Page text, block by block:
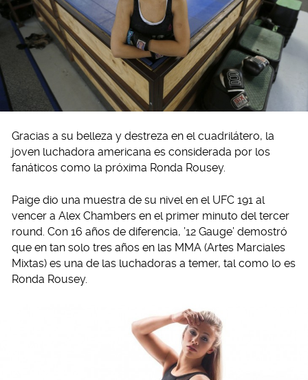
Gracias a su belleza y destreza en el cuadrilátero, la
joven luchadora americana es considerada por los
fanáticos como la próxima Ronda Rousey.
Paige dio una muestra de su nivel en el UFC 191 al
vencer a Alex Chambers en el primer minuto del tercer
round. Con 16 años de diferencia, ’12 Gauge’ demostró
que en tan solo tres años en las MMA (Artes Marciales
Mixtas) es una de las luchadoras a temer, tal como lo es
Ronda Rousey.